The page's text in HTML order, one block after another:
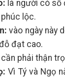
là người có
lộc.
vào ngày này
đạt cao.
cần phải thận
Vì Tý và Ngọ